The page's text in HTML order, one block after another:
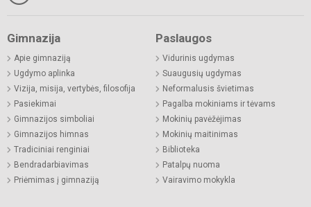
Gimnazija
Apie gimnaziją
Ugdymo aplinka
Vizija, misija, vertybės, filosofija
Pasiekimai
Gimnazijos simboliai
Gimnazijos himnas
Tradiciniai renginiai
Bendradarbiavimas
Priėmimas į gimnaziją
Paslaugos
Vidurinis ugdymas
Suaugusių ugdymas
Neformalusis švietimas
Pagalba mokiniams ir tėvams
Mokinių pavėžėjimas
Mokinių maitinimas
Biblioteka
Patalpų nuoma
Vairavimo mokykla